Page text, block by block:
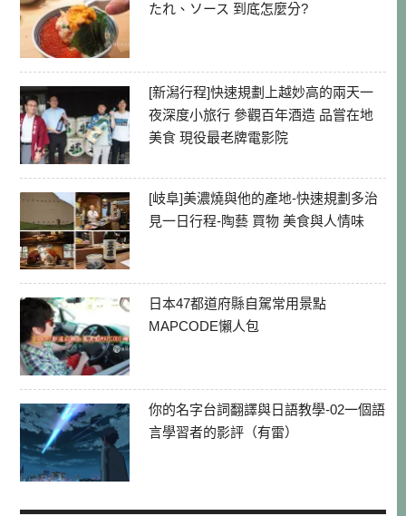
たれ、ソース 到底怎麼分?
[新潟行程]快速規劃上越妙高的兩天一
夜深度小旅行 參觀百年酒造 品嘗在地
美食 現役最老牌電影院
[岐阜]美濃燒與他的產地-快速規劃多治
見一日行程-陶藝 買物 美食與人情味
日本47都道府縣自駕常用景點
MAPCODE懶人包
你的名字台詞翻譯與日語教學-02一個語
言學習者的影評（有雷）